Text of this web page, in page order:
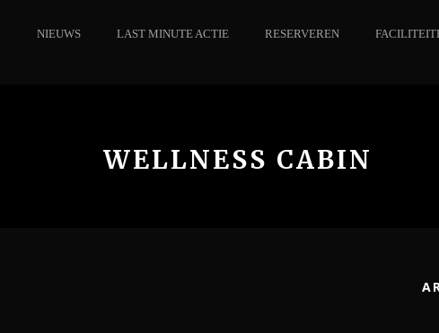
NIEUWS LAST MINUTE ACTIE RESERVEREN
WELLNESS CABIN